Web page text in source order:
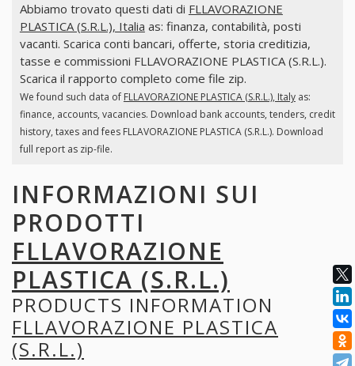
Abbiamo trovato questi dati di FLLAVORAZIONE
PLASTICA (S.R.L.), Italia as: finanza, contabilità, posti
vacanti. Scarica conti bancari, offerte, storia creditizia,
tasse e commissioni FLLAVORAZIONE PLASTICA (S.R.L.).
Scarica il rapporto completo come file zip.
We found such data of FLLAVORAZIONE PLASTICA (S.R.L.), Italyas:
finance, accounts, vacancies. Download bank accounts, tenders, credit
history, taxes and fees FLLAVORAZIONE PLASTICA (S.R.L.). Download
full report as zip-file.
INFORMAZIONI SUI
PRODOTTI
FLLAVORAZIONE
PLASTICA (S.R.L.)
PRODUCTS INFORMATION
FLLAVORAZIONE PLASTICA
(S.R.L.)